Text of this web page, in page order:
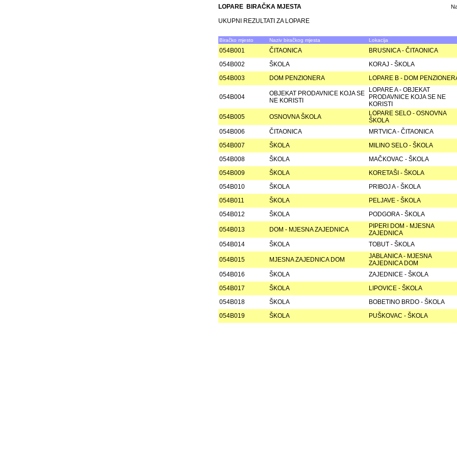
LOPARE BIRAČKA MJESTA
UKUPNI REZULTATI ZA LOPARE
Biračko mjesto Naziv biračkog mjesta Lokacija
054B001 ČITAONICA
BRUSNICA - ČITAONICA
054B002
ŠKOLA
KORAJ - ŠKOLA
054B003
DOM PENZIONERA LOPARE B - DOM
054B004
OBJEKAT PRODAVNICE KOJA SE
NE KORISTI
LOPARE A - OBJEKAT
PRODAVNICE KOJA SE NE
KORISTI
054B005
OSNOVNA ŠKOLA
LOPARE SELO - OSNOVNA
ŠKOLA
054B006
ČITAONICA
MRTVICA - ČITAONICA
054B007
ŠKOLA
MILINO SELO - ŠKOLA
054B008
ŠKOLA
MAČKOVAC - ŠKOLA
054B009
ŠKOLA
KORETAŠI - ŠKOLA
054B010
ŠKOLA
PRIBOJ A - ŠKOLA
054B011
ŠKOLA
PELJAVE - ŠKOLA
054B012
ŠKOLA PODGORA - ŠKOLA
054B013 DOM - MJESNA ZAJEDNICA
PIPERI DOM - MJESNA
ZAJEDNICA
054B014
ŠKOLA TOBUT - ŠKOLA
054B015 MJESNA ZAJEDNICA DOM
JABLANICA - MJESNA
ZAJEDNICA DOM
054B016
ŠKOLA
ZAJEDNICE - ŠKOLA
054B017
ŠKOLA
LIPOVICE - ŠKOLA
054B018
ŠKOLA
BOBETINO BRDO - ŠKOLA
054B019
ŠKOLA PUŠKOVAC - ŠKOLA